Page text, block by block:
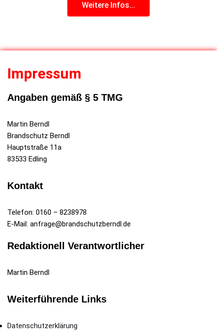
Weitere Infos...
Impressum
Angaben gemäß § 5 TMG
Martin Berndl
Brandschutz Berndl
Hauptstraße 11a
83533 Edling
Kontakt
Telefon: 0160 – 8238978
E-Mail: anfrage@brandschutzberndl.de
Redaktionell Verantwortlicher
Martin Berndl
Weiterführende Links
Datenschutz­erklärung